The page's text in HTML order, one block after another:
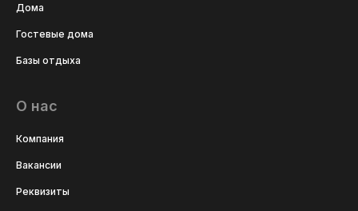
Дома
Гостевые дома
Базы отдыха
О нас
Компания
Вакансии
Реквизиты